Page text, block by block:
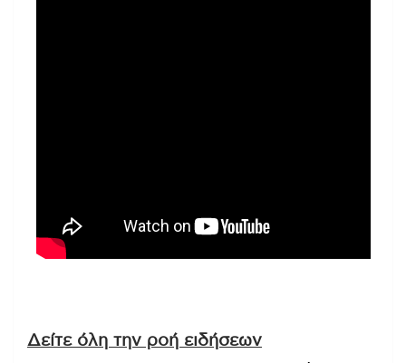
Δείτε όλη την ροή ειδήσεων